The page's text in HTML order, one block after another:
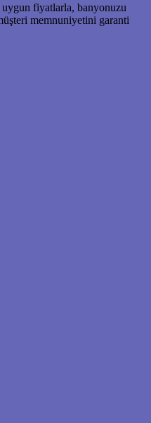
uygun fiyatlarla, banyonuzu
memnuniyetini garanti